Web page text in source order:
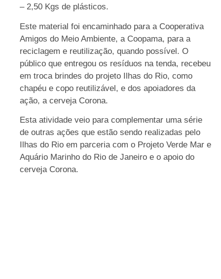
– 2,50 Kgs de plásticos.
Este material foi encaminhado para a Cooperativa
Amigos do Meio Ambiente, a Coopama, para a
reciclagem e reutilização, quando possível. O
público que entregou os resíduos na tenda, recebeu
em troca brindes do projeto Ilhas do Rio, como
chapéu e copo reutilizável, e dos apoiadores da
ação, a cerveja Corona.
Esta atividade veio para complementar uma série
de outras ações que estão sendo realizadas pelo
Ilhas do Rio em parceria com o Projeto Verde Mar e
Aquário Marinho do Rio de Janeiro e o apoio do
cerveja Corona.